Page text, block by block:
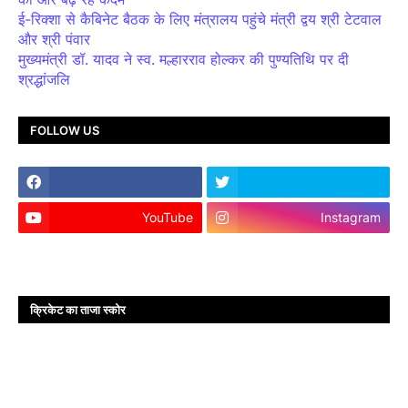
ई-रिक्शा से कैबिनेट बैठक के लिए मंत्रालय पहुंचे मंत्री द्वय श्री टेटवाल
और श्री पंवार
मुख्यमंत्री डॉ. यादव ने स्व. मल्हारराव होल्कर की पुण्यतिथि पर दी
श्रद्धांजलि
FOLLOW US
YouTube Instagram
क्रिकेट का ताजा स्कोर